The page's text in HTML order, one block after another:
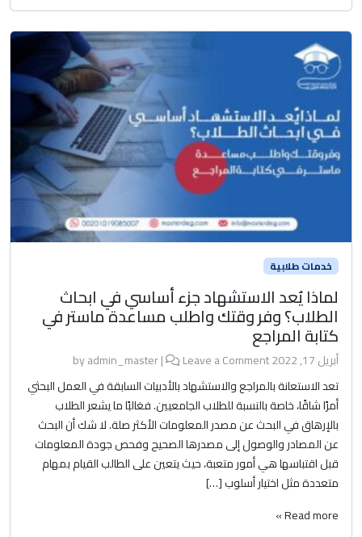
خدمات طلابية
لماذا يٌعد الاستشهاد جزء أساسي في ابحاث
الطلاب؟ وفر وقتك واطلب مساعدة ماستر في
كتابة المراجع
أبريل 17, 2022 admin_master|
Leave a Comment
تعد الاستعانة بالمراجع والاستشهاد بالأدبيات السابقة في العمل البحثي
أمرًا شاقًا، خاصة بالنسبة للطلاب الجامعيين. فغالبًا ما يشعر الطلاب
بالإرهاق في البحث عن مصدر المعلومات الأكثر صلة. لا شك أن البحث
عن المصادر والوصول إلى مصدرها الصحيح وفحص جودة المعلومات
قبل اقتباسها هي أمور متعبة، حيث يتعين على الطالب القيام بمهام
متعددة مثل اختيار أسلوب […]
Read more »